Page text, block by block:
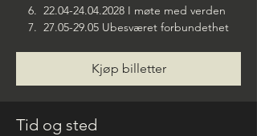
6. 22.04-24.04.2028 I møte med verden
7. 27.05-29.05 Ubesværet forbundethet
Kjøp billetter
Tid og sted